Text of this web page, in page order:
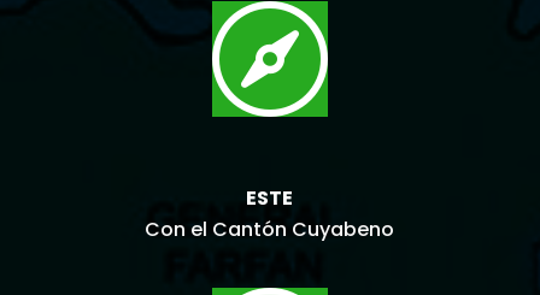

ESTE
Con el Cantón Cuyabeno